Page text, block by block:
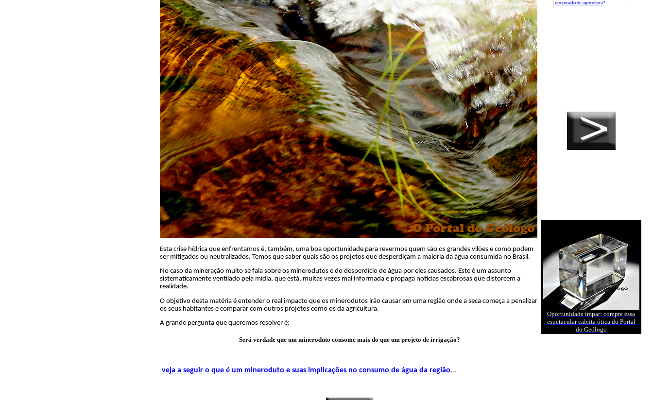
Esta crise hídrica que enfrentamos é, também, uma boa oportunidade para revermos quem são os grandes vilões e como podem
ser mitigados ou neutralizados. Temos que saber quais são os projetos que desperdiçam a maioria da água consumida no Brasil.
No caso da mineração muito se fala sobre os minerodutos e do desperdício de água por eles causados. Este é um assunto
sistematicamente ventilado pela mídia, que está, muitas vezes mal informada e propaga notícias escabrosas que distorcem a
realidade.
O objetivo desta matéria é entender o real impacto que os minerodutos irão causar em uma região onde a seca começa a penalizar
os seus habitantes e comparar com outros projetos como os da agricultura.
A grande pergunta que queremos resolver é:
Será verdade que um mineroduto consome mais do que um projeto de irrigação?
veja a seguiro que é um mineroduto e suas implicações no consumo de água da região...
um projeto de agricultura?
Oportunidade ímpar: compre essa
espetacular calcita ótica do Portal
do Geólogo